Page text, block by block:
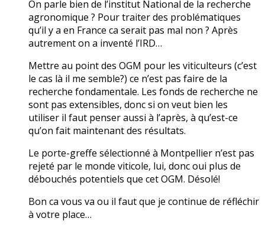
On parle bien de l’institut National de la recherche
agronomique ? Pour traiter des problématiques
qu’il y a en France ca serait pas mal non ? Après
autrement on a inventé l’IRD…
Mettre au point des OGM pour les viticulteurs (c’est
le cas là il me semble?) ce n’est pas faire de la
recherche fondamentale. Les fonds de recherche ne
sont pas extensibles, donc si on veut bien les
utiliser il faut penser aussi à l’après, à qu’est-ce
qu’on fait maintenant des résultats.
Le porte-greffe sélectionné à Montpellier n’est pas
rejeté par le monde viticole, lui, donc oui plus de
débouchés potentiels que cet OGM. Désolé!
Bon ca vous va ou il faut que je continue de réfléchir
à votre place…